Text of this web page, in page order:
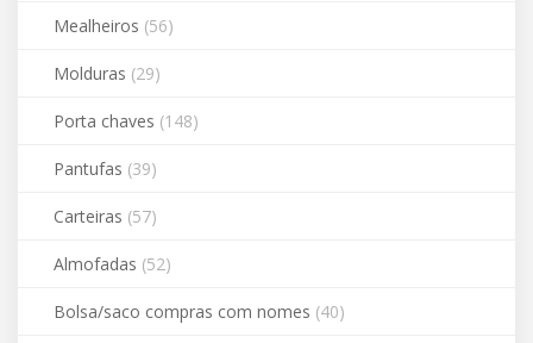
Mealheiros (56)
Molduras (29)
Porta chaves (148)
Pantufas (39)
Carteiras (57)
Almofadas (52)
Bolsa/saco compras com nomes (40)